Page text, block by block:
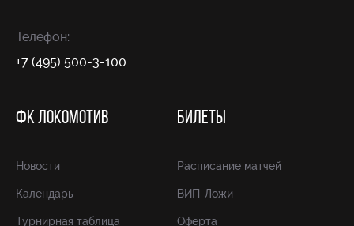
Телефон:
+7 (495) 500-3-100
ФК ЛОКОМОТИВ
Новости
Календарь
Турнирная таблица
БИЛЕТЫ
Расписание матчей
ВИП-Ложи
Оферта